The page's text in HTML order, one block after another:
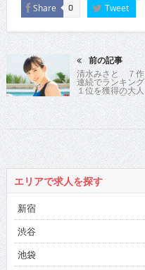
Share 0 Tweet
前の記事
清水みさと ７作
連続でランキング
１位を獲得の大人
気グラドル最新イ
メージは記念すべ
き10作目にして初
Blu-rayで
エリアで求人を探す
新宿
渋谷
池袋